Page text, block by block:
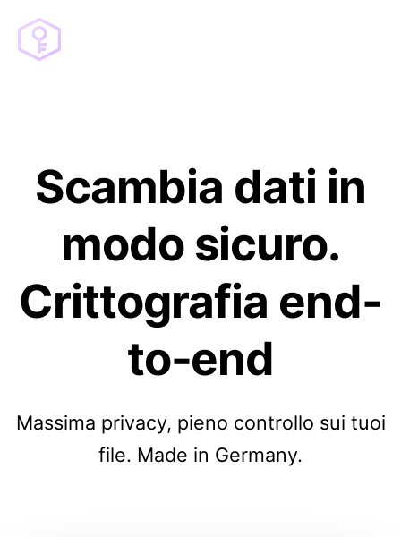
Scambia dati in
modo sicuro.
Crittografia end-
to-end
Massima privacy, pieno controllo sui tuoi
file. Made in Germany.